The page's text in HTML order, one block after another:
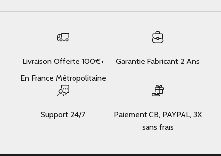
Livraison Offerte 100€+
En France Métropolitaine
Garantie Fabricant 2 Ans
Support 24/7
Paiement CB, PAYPAL, 3X
sans frais